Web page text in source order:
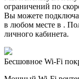
ограничений по
Вы можете
в любом месте в .
личного кабинета.
Бесшовное Wi-Fi